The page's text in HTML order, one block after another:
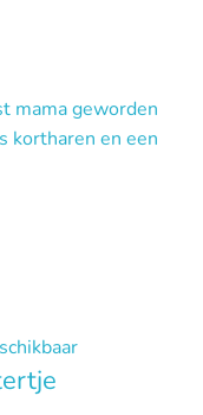
mama geworden
kortharen en een